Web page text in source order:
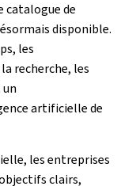
catalogue de
disponible.
les
recherche, les
artificielle de
les entreprises
clairs,